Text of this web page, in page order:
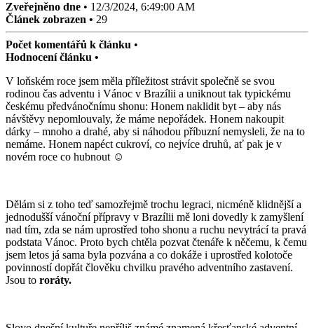
Zveřejněno dne • 12/3/2024, 6:49:00 AM
Článek zobrazen • 29
Počet komentářů k článku •
Hodnocení článku •
V loňském roce jsem měla příležitost strávit společně se svou
rodinou čas adventu i Vánoc v Brazílii a uniknout tak typickému
českému předvánočnímu shonu: Honem naklidit byt – aby nás
návštěvy nepomlouvaly, že máme nepořádek. Honem nakoupit
dárky – mnoho a drahé, aby si náhodou příbuzní nemysleli, že na to
nemáme. Honem napéct cukroví, co nejvíce druhů, ať pak je v
novém roce co hubnout ☺
Dělám si z toho teď samozřejmě trochu legraci, nicméně klidnější a
jednodušší vánoční přípravy v Brazílii mě loni dovedly k zamyšlení
nad tím, zda se nám uprostřed toho shonu a ruchu nevytrácí ta pravá
podstata Vánoc. Proto bych chtěla pozvat čtenáře k něčemu, k čemu
jsem letos já sama byla pozvána a co dokáže i uprostřed kolotoče
povinností dopřát člověku chvilku pravého adventního zastavení.
Jsou to roráty.